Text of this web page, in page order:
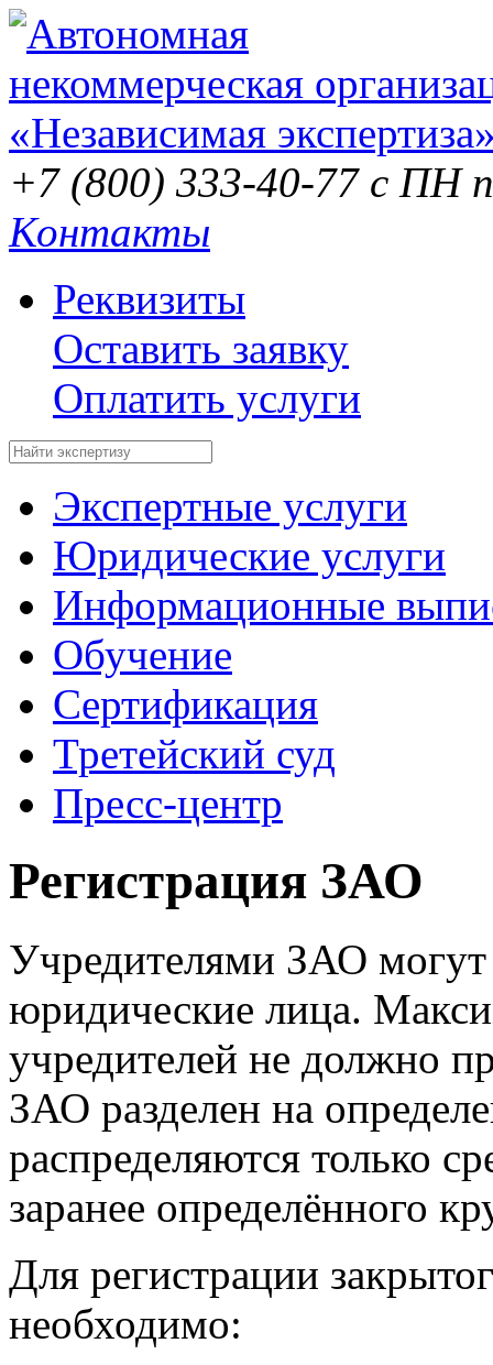
+7 (800) 333-40-77 с ПН
Контакты
Реквизиты
Оставить заявку
Оплатить услуги
Экспертные услуги
Юридические услуги
Информационные
Обучение
Сертификация
Третейский суд
Пресс-центр
Регистрация ЗАО
Учредителями ЗАО могут
юридические лица.
учредителей не должно
ЗАО разделен на
распределяются только
заранее определённого
Для регистрации
необходимо: